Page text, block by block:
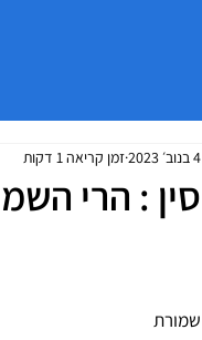
סין : הרי
4 בנוב׳ 2023 זמן קריאה 1 דקות
שמורת